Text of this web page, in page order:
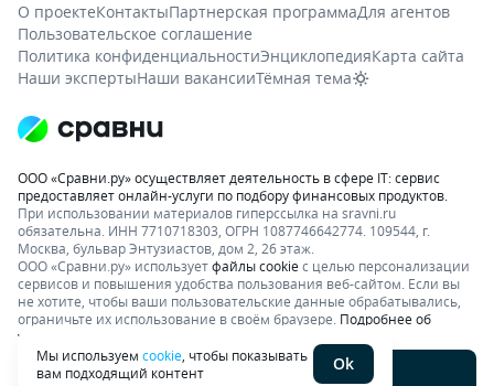
Написать отзыв
О проектеКонтактыПартнерская программаДля агентов
Пользовательское соглашение
Политика конфиденциальностиЭнциклопедияКарта сайта
Наши экспертыНаши вакансииТёмная тема
ООО «Сравни.ру» осуществляет деятельность в сфере IT: сервис
предоставляет онлайн-услуги по подбору финансовых продуктов.
При использовании материалов гиперссылка на sravni.ru
обязательна. ИНН 7710718303, ОГРН 1087746642774. 109544, г.
Москва, бульвар Энтузиастов, дом 2, 26 этаж.
ООО «Сравни.ру» используетфайлы cookieс целью персонализации
сервисов и повышения удобства пользования веб-сайтом. Если вы
не хотите, чтобы ваши пользовательские данные обрабатывались,
ограничьте их использование в своём браузере. Подробнее об
условиях.
Мы используем cookie , чтобы показывать
вам подходящий контент
Ok